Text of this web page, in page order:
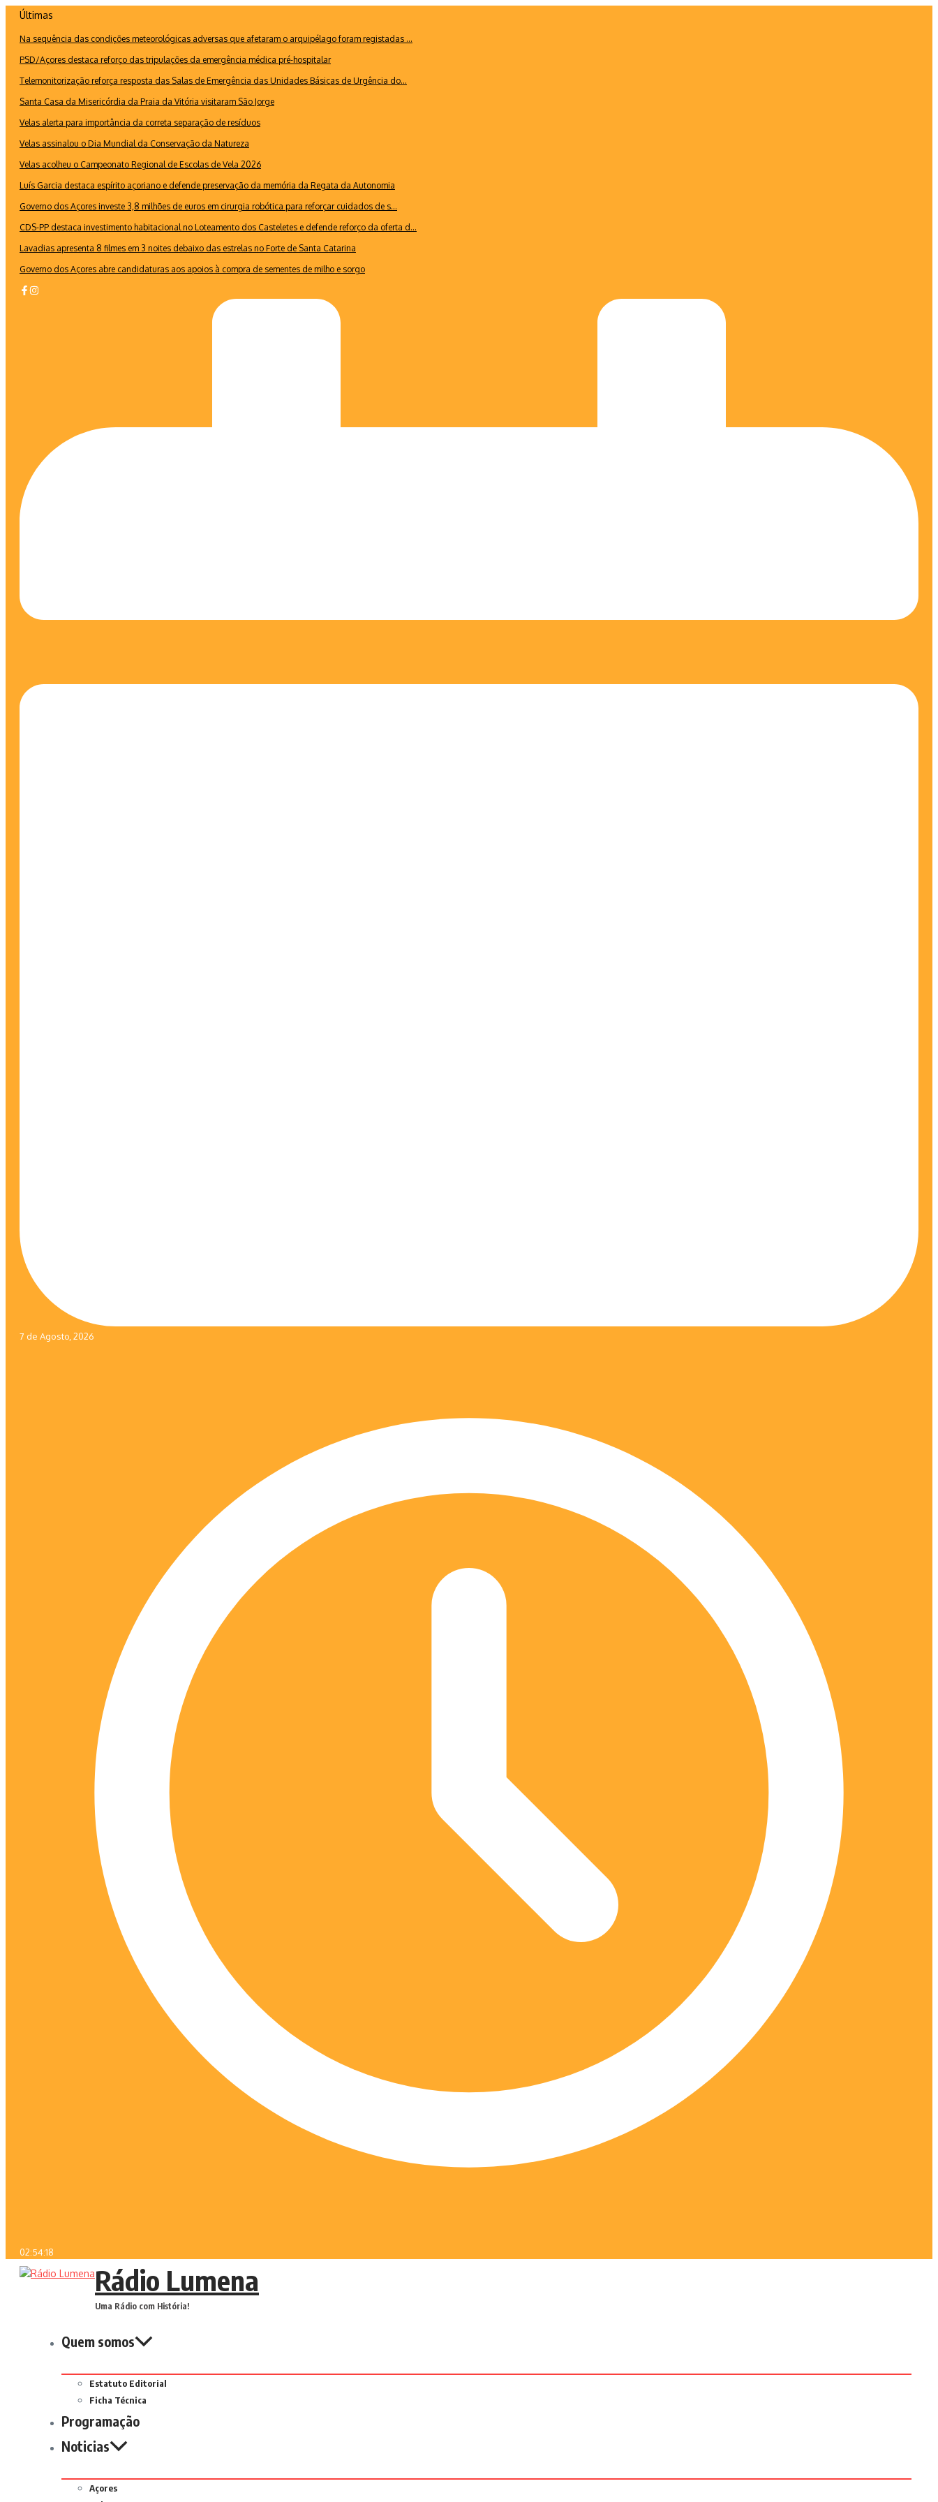
conteúdo
Últimas
Na sequência das condições meteorológicas adversas que afetaram o arquipélago foram registadas ...
PSD/Açores destaca reforço das tripulações da emergência médica pré-hospitalar
Telemonitorização reforça resposta das Salas de Emergência das Unidades Básicas de Urgência do...
Santa Casa da Misericórdia da Praia da Vitória visitaram São Jorge
Velas alerta para importância da correta separação de resíduos
Velas assinalou o Dia Mundial da Conservação da Natureza
Velas acolheu o Campeonato Regional de Escolas de Vela 2026
Luís Garcia destaca espírito açoriano e defende preservação da memória da Regata da Autonomia
Governo dos Açores investe 3,8 milhões de euros em cirurgia robótica para reforçar cuidados de s...
CDS-PP destaca investimento habitacional no Loteamento dos Casteletes e defende reforço da oferta d...
Lavadias apresenta 8 filmes em 3 noites debaixo das estrelas no Forte de Santa Catarina
Governo dos Açores abre candidaturas aos apoios à compra de sementes de milho e sorgo
7 de Agosto, 2026
02:54:18
Rádio Lumena
Uma Rádio com História!
Quem somos
Estatuto Editorial
Ficha Técnica
Programação
Noticias
Açores